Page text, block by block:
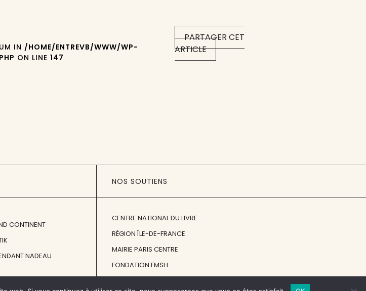
PARTAGER CET
ARTICLE
IN /HOME/ENTREVB/WWW/WP-
ON LINE147
CONTINENT
NADEAU
NOS SOUTIENS
CENTRE NATIONAL DU LIVRE
RÉGION ÎLE-DE-FRANCE
MAIRIE PARIS CENTRE
FONDATION FMSH